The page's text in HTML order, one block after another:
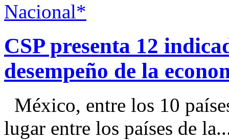
Nacional*
CSP presenta 12
desempeño de la
México, entre los 10
lugar entre los países de